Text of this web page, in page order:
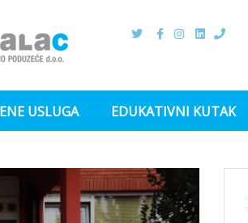
USLUGA EDUKATIVNI KUTAK